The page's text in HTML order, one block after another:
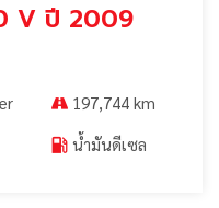
V ปี 2009
197,744 km
น้ำมันดีเซล